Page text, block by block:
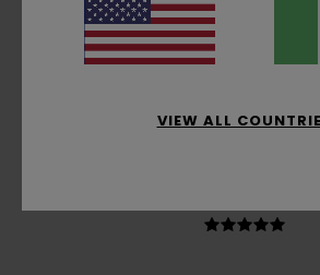
Client anonyme vérifié1. marzo 2026
di piccole dimensioni
Mostra originale - Français
Consiglio questo prodotto
VIEW ALL